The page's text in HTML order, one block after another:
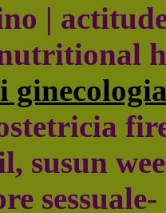
|
susun